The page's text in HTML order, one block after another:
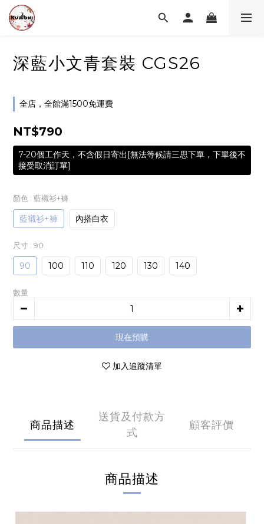
深藍小文青套裝 CGS26
全店，全館滿1500免運費
NT$790
7-20個工作天，不含假日寄出[無法等候請三思下單，下單後不
接受取消訂單]
顏色 : 藍襯衫+褲
藍襯衫+褲 內搭白衣
尺寸 : 90
90 100 110 120 130 140
數量
現在預購
加入追蹤清單
商品描述
送貨及付款方
式
顧客評價
商品描述